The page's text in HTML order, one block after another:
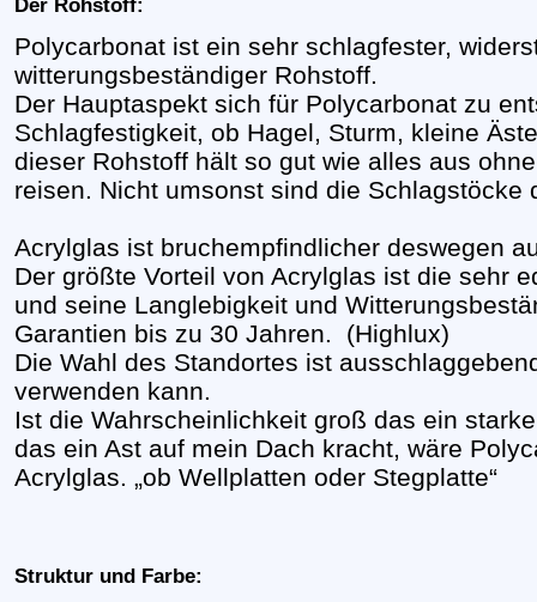
Der Rohstoff:
Polycarbonat ist ein sehr schlagfester,
witterungsbeständiger Rohstoff.
Der Hauptaspekt sich für Polycarbonat zu
Schlagfestigkeit, ob Hagel, Sturm, kleine
dieser Rohstoff hält so gut wie alles aus
reisen. Nicht umsonst sind die Schlagstöcke
Acrylglas ist bruchempfindlicher deswegen
Der größte Vorteil von Acrylglas ist die sehr
und seine Langlebigkeit und
Garantien bis zu 30 Jahren. (Highlux)
Die Wahl des Standortes ist
verwenden kann.
Ist die Wahrscheinlichkeit groß das ein
das ein Ast auf mein Dach kracht, wäre
Acrylglas. „ob Wellplatten oder Stegplatte“
Struktur und Farbe: